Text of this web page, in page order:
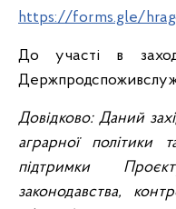
https://forms.gle/
До участі в
Довідково: Даний
аграрної політики
підтримки
законодавства,